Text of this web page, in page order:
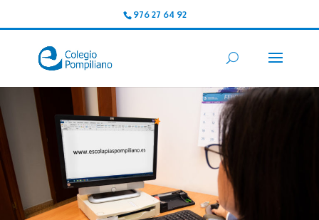
976 27 64 92